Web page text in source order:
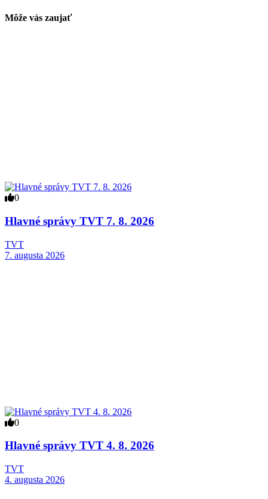
Môže vás zaujať
0
Hlavné správy TVT 7. 8. 2026
TVT
7. augusta 2026
0
Hlavné správy TVT 4. 8. 2026
TVT
4. augusta 2026